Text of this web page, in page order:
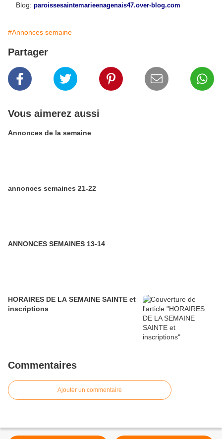
Blog: paroissesaintemarieenagenais47.over-blog.com
#Annonces semaine
Partager
Vous aimerez aussi
Annonces de la semaine
annonces semaines 21-22
ANNONCES SEMAINES 13-14
HORAIRES DE LA SEMAINE SAINTE et
inscriptions
Commentaires
Ajouter un commentaire